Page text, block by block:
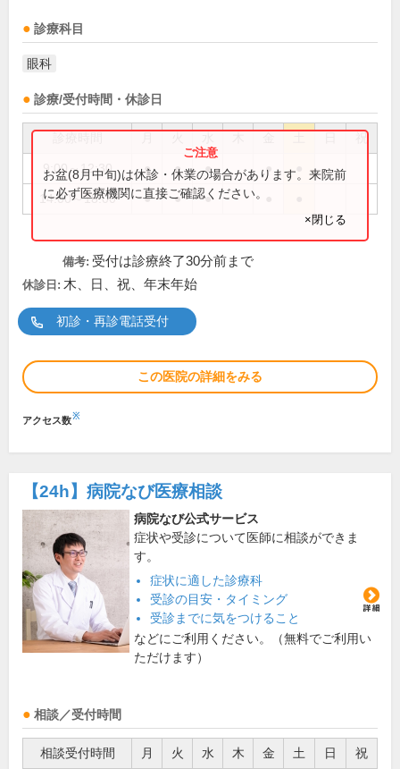
診療科目
眼科
診療/受付時間・休診日
祝
9:00～12:30 ● ● ● ●
14:00～18:00 ● ● ●
お盆(8月中旬)は休診・休業の場合があります。来院前
に必ず医療機関に直接ご確認ください。
×閉じる
備考: 受付は診療終了30分前まで
休診日: 木、日、祝、年末年始
初診・再診電話受付
この医院の詳細をみる
アクセス数※
【24h】 病院なび医療相談
病院なび公式サービス
症状や受診について医師に相談ができま
す。
症状に適した診療科
受診の目安・タイミング
受診までに気をつけること
などにご利用ください。（無料でご利用い
ただけます）
相談／受付時間
相談受付時間 月 火 水 木 金 土 日 祝